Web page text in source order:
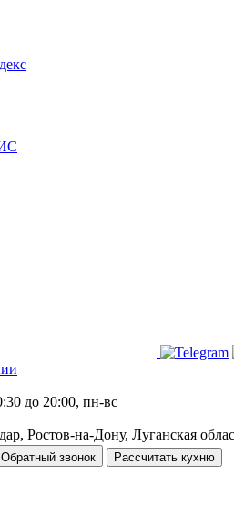
до 20:00, пн-вс
Ростов-на-Дону, Луганская
Обратный звонок Рассчитать кухню